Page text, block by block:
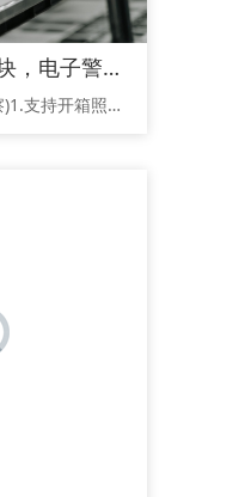
智能交通运维模块，电子警察智能模块、路口智能终端，5路交流控制模块
智能物联模块(电子警察)1.支持开箱照明、暴力开门检测；2.支持箱体温度检测、箱体湿度检测，震动检测；3.支持电源远程状态检测，支持市电断电告警：4.支持设备续航，当供电电源断电时，设备可继续工作，时间不低于10秒；5.支持对前端状态信息显示功能查询：6.支持市电电流、电压检测；环境温湿度；7.箱门开启情况；IP地址；电源输出状态、网口状态信息；8.具有RS485数据通讯接口，具有功能扩展能力